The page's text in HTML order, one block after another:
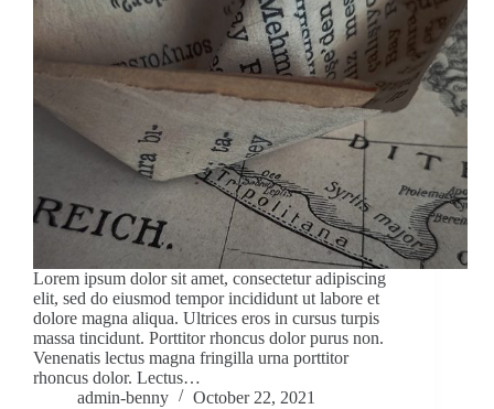
Lorem ipsum dolor sit amet, consectetur adipiscing
elit, sed do eiusmod tempor incididunt ut labore et
dolore magna aliqua. Ultrices eros in cursus turpis
massa tincidunt. Porttitor rhoncus dolor purus non.
Venenatis lectus magna fringilla urna porttitor
rhoncus dolor. Lectus…
admin-benny
October 22, 2021